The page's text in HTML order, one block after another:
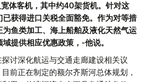
体客机，其中约40架货机。针对这
已获得进口关税全面豁免。作为对等措
为鱼类加工、海上船舶及液化天然气运
提供相应优惠政策，-他说。
讨深化航运与交通走廊建设相关议
前正在制定的额尔齐斯河总体规划，